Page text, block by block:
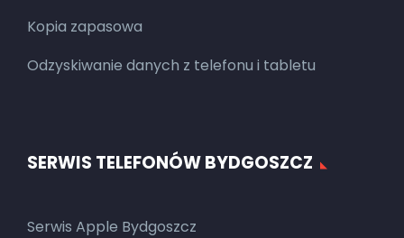
Kopia zapasowa
Odzyskiwanie danych z telefonu i tabletu
SERWIS TELEFONÓW BYDGOSZCZ
Serwis Apple Bydgoszcz